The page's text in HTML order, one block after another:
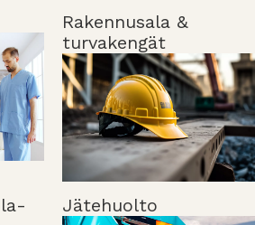
Rakennusala &
turvakengät
Jätehuolto